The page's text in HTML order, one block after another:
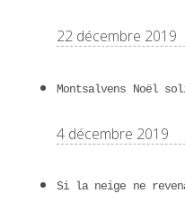
22 décembre 2019
Montsalvens Noël
4 décembre 2019
Si la neige ne